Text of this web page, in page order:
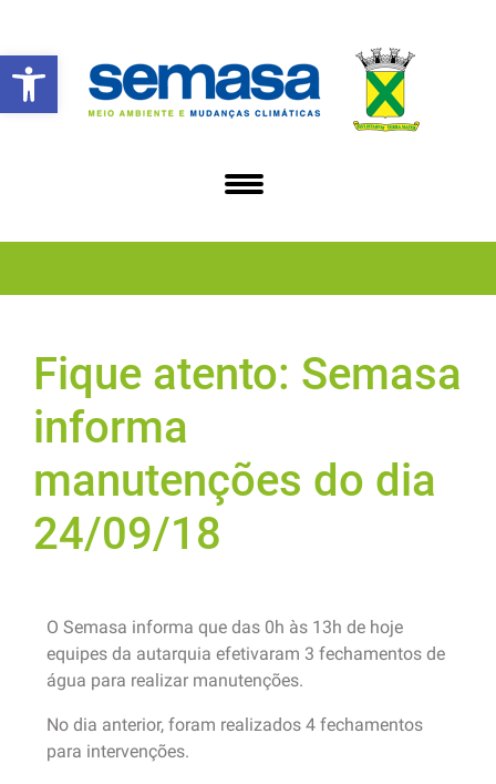
Abrir a barra de ferramentas
Fique atento: Semasa
informa
manutenções do dia
24/09/18
O Semasa informa que das 0h às 13h de hoje
equipes da autarquia efetivaram 3 fechamentos de
água para realizar manutenções.
No dia anterior, foram realizados 4 fechamentos
para intervenções.